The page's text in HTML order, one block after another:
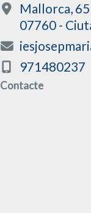
Mallorca, 65
07760 -
971480237
Contacte